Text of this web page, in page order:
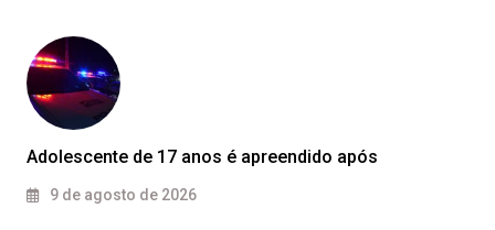
Adolescente de 17 anos é apreendido após
9 de agosto de 2026